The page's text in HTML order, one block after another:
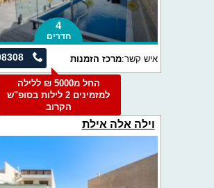
4
חדרים
איש קשר:מרכז הזמנות
החל מ5000 ₪ ללילה
למזמינים 2 לילות בסופ"ש
הקרוב
וילה אלה אילת